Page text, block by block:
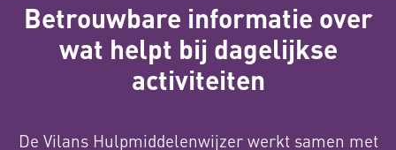
Betrouwbare informatie over
wat helpt bij dagelijkse
activiteiten
De Vilans Hulpmiddelenwijzer werkt samen met